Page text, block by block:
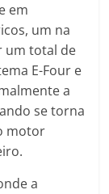
em
um na
um total de
E-Four e
a
se torna
motor
a